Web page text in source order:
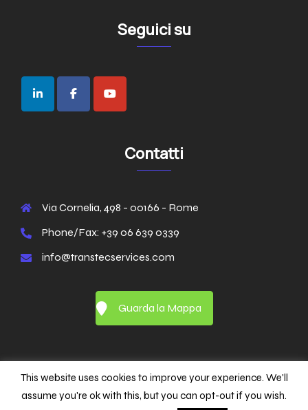
Seguici su
Contatti
Via Cornelia, 498 - 00166 - Rome
Phone/Fax: +39 06 639 0339
info@transtecservices.com
Guarda la Mappa
© 2026 TransTec Services P.IVA 08393961001. Powered by
This website uses cookies to improve your experience. We'll
assume you're ok with this, but you can opt-out if you wish.